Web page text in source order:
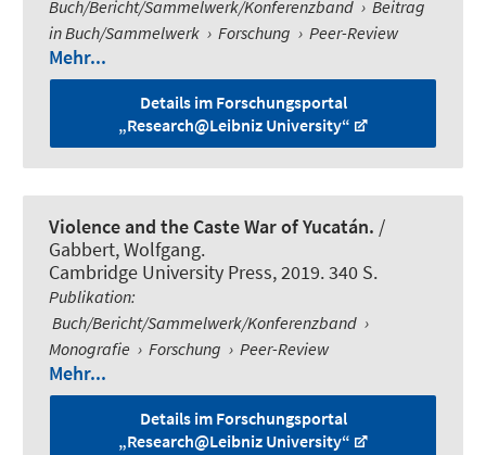
Buch/Bericht/Sammelwerk/Konferenzband › Beitrag
in Buch/Sammelwerk › Forschung › Peer-Review
Mehr...
Details im Forschungsportal
„Research@Leibniz University“
Violence and the Caste War of Yucatán. /
Gabbert, Wolfgang.
Cambridge University Press, 2019. 340 S.
Publikation:
Buch/Bericht/Sammelwerk/Konferenzband ›
Monografie › Forschung › Peer-Review
Mehr...
Details im Forschungsportal
„Research@Leibniz University“